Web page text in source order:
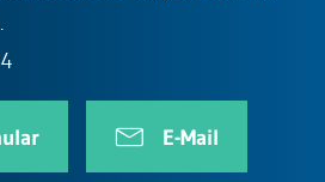
E-Mail